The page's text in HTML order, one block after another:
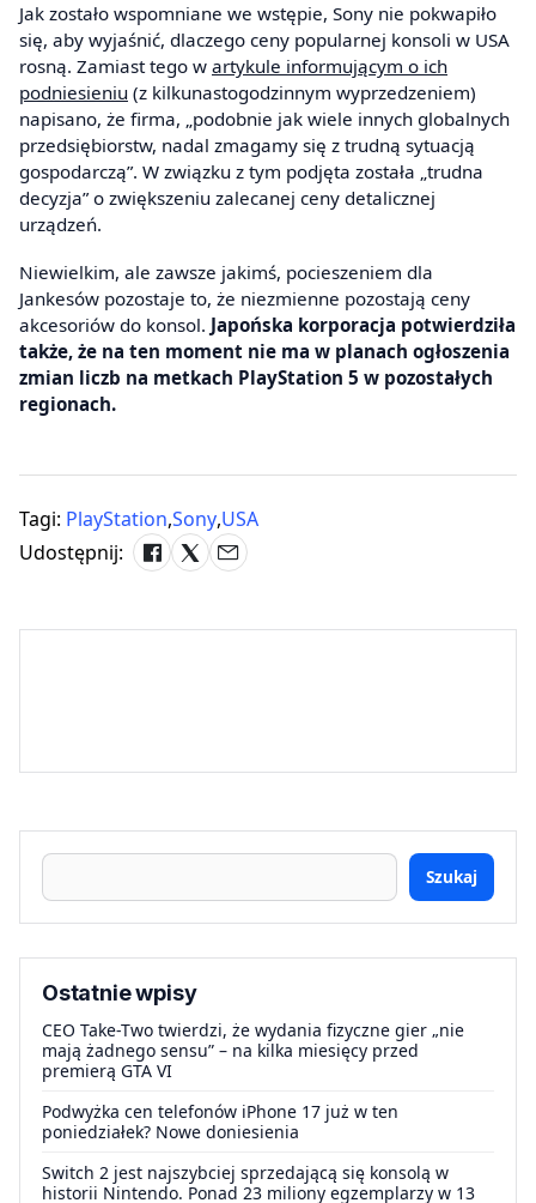
Jak zostało wspomniane we wstępie, Sony nie pokwapiło
się, aby wyjaśnić, dlaczego ceny popularnej konsoli w USA
rosną. Zamiast tego w artykule informującym o ich
podniesieniu (z kilkunastogodzinnym wyprzedzeniem)
napisano, że firma, „podobnie jak wiele innych globalnych
przedsiębiorstw, nadal zmagamy się z trudną sytuacją
gospodarczą”. W związku z tym podjęta została „trudna
decyzja” o zwiększeniu zalecanej ceny detalicznej
urządzeń.
Niewielkim, ale zawsze jakimś, pocieszeniem dla
Jankesów pozostaje to, że niezmienne pozostają ceny
akcesoriów do konsol. Japońska korporacja potwierdziła
także, że na ten moment nie ma w planach ogłoszenia
zmian liczb na metkach PlayStation 5 w pozostałych
regionach.
Tagi: PlayStation,Sony,USA
Udostępnij:
Szukaj
Ostatnie wpisy
CEO Take-Two twierdzi, że wydania fizyczne gier „nie
mają żadnego sensu” – na kilka miesięcy przed
premierą GTA VI
Podwyżka cen telefonów iPhone 17 już w ten
poniedziałek? Nowe doniesienia
Switch 2 jest najszybciej sprzedającą się konsolą w
historii Nintendo. Ponad 23 miliony egzemplarzy w 13